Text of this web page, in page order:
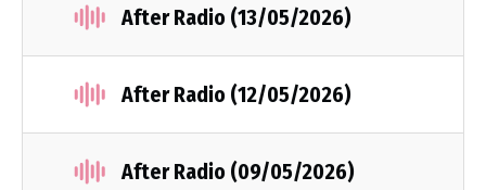
After Radio (13/05/2026)
After Radio (12/05/2026)
After Radio (09/05/2026)